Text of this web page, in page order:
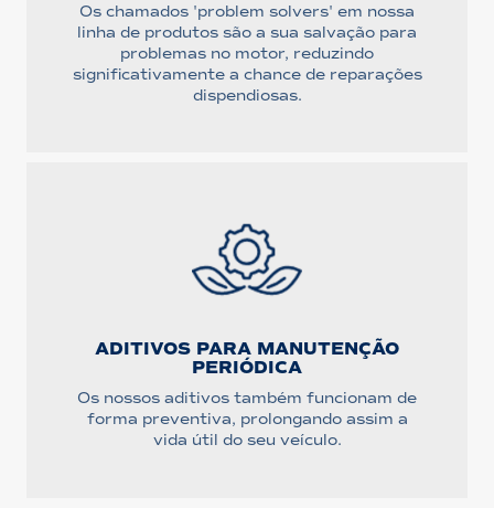
Os chamados 'problem solvers' em nossa
linha de produtos são a sua salvação para
problemas no motor, reduzindo
significativamente a chance de reparações
dispendiosas.
ADITIVOS PARA MANUTENÇÃO
PERIÓDICA
Os nossos aditivos também funcionam de
forma preventiva, prolongando assim a
vida útil do seu veículo.